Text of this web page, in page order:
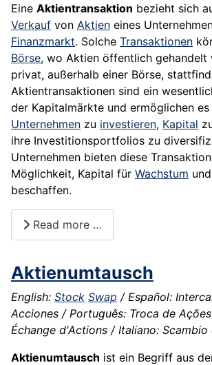
Eine Aktientransaktion bezieht sich
Verkauf von Aktien eines
Finanzmarkt. Solche Transaktionen
Börse, wo Aktien öffentlich gehandelt
privat, außerhalb einer Börse,
Aktientransaktionen sind ein
der Kapitalmärkte und ermöglichen es
Unternehmen zu investieren, Kapital
ihre Investitionsportfolios zu
Unternehmen bieten diese
Möglichkeit, Kapital für Wachstum und
beschaffen.
Read more …
Aktienumtausch
English: Stock Swap / Español:
Acciones / Português: Troca de
Échange d'Actions / Italiano:
Aktienumtausch ist ein Begriff aus